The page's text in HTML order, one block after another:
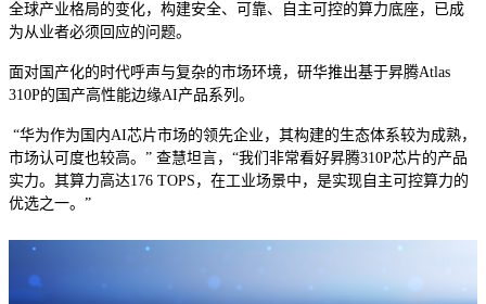
全球产业格局的变化，构建安全、可靠、自主可控的算力底座，已成
为从业者必须回应的问题。
面对国产化的时代呼声与复杂的市场环境，研华推出基于昇腾Atlas
310P的国产高性能边缘AI产品系列。
“华为作为国内AI芯片市场的领先企业，其构建的生态体系较为成熟，
市场认可度也较高。” 查慧坦言，“我们非常看好昇腾310P芯片的产品
实力。其算力高达176 TOPS，在工业场景中，是实现自主可控算力的
优选之一。”